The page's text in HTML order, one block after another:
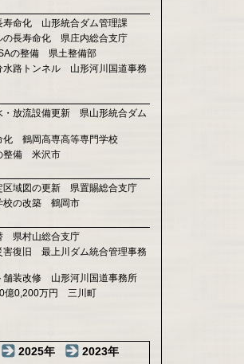
寿命化 山形統合ダム管理課
の長寿命化 県庄内総合支庁
の整備 県土整備部
水路トンネル 山形河川国道事務
・放流設備更新 県山形統合ダム
化 鶴岡高専高等専門学校
整備 米沢市
区域図の更新 県置賜総合支庁
校の改築 鶴岡市
県村山総合支庁
害復旧 最上川ダム統合管理事務
舗装改修 山形河川国道事務所
億0,200万円 三川町
2025年
2023年